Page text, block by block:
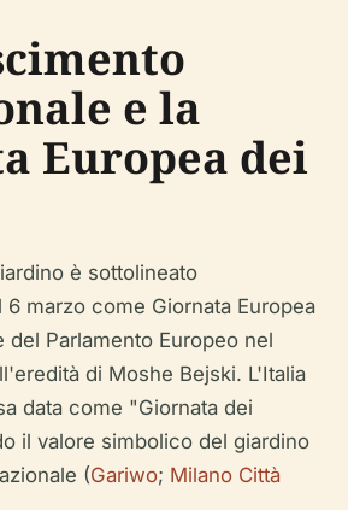
e la
Europea dei
è sottolineato
marzo come Giornata Europea
del Parlamento Europeo nel
di Moshe Bejski. L'Italia
data come "Giornata dei
il valore simbolico del giardino
(Gariwo; Milano Città